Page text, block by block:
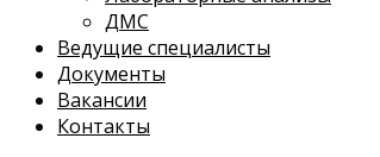
ДМС
Ведущие специалисты
Документы
Вакансии
Контакты